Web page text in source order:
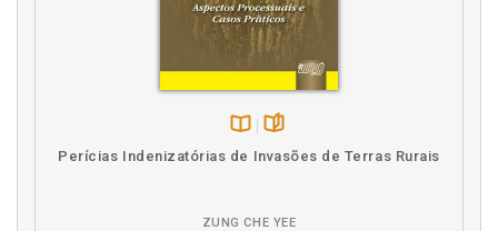
Perícias Indenizatórias de Invasões de Terras Rurais
ZUNG CHE YEE